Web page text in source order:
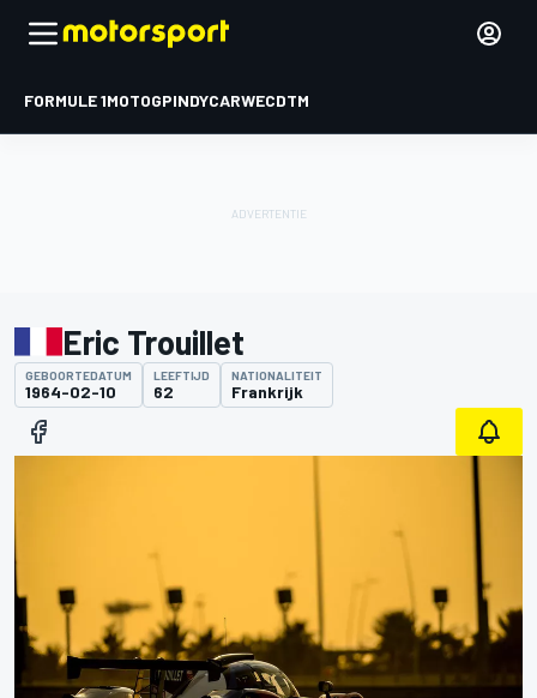
FORMULE 1MOTOGPINDYCARWECDTM
Eric Trouillet
GEBOORTEDATUM
1964-02-10
LEEFTIJD
62
NATIONALITEIT
Frankrijk